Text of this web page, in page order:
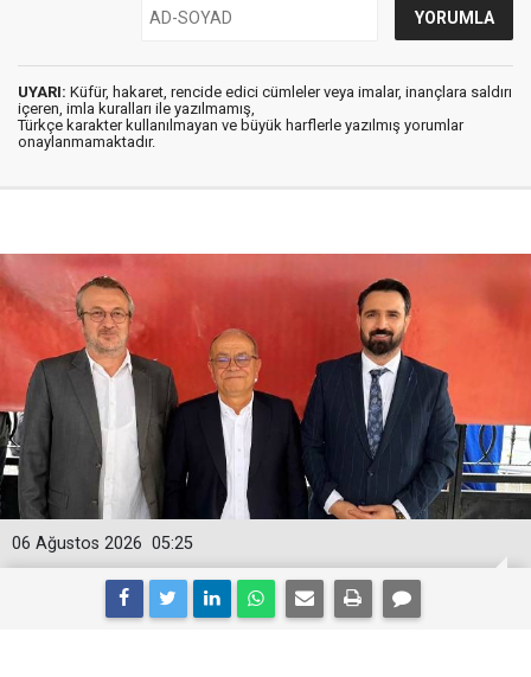
UYARI: Küfür, hakaret, rencide edici cümleler veya imalar, inançlara saldırı
içeren, imla kuralları ile yazılmamış,
Türkçe karakter kullanılmayan ve büyük harflerle yazılmış yorumlar
onaylanmamaktadır.
05:25
06 Ağustos 2026